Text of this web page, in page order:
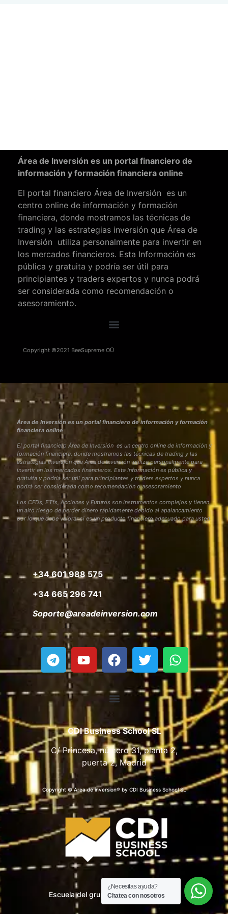
Área de Inversión es un portal financiero de
información y formación financiera online
El portal financiero Área de Inversión es un
centro online de información y formación
financiera, donde mostramos las técnicas de
trading y las estrategias inversión que Área de
Inversión utiliza personalmente para invertir en
los mercados financieros. Esta Información es
pública y gratuita y podría ser útil para
principiantes y traders expertos y nunca podrá
ser considerada como recomendación o
asesoramiento.
Copyright ©2021 BeeSupreme OÜ
Área de Inversión es un portal financiero de información y formación
financiera online
El portal financiero Área de Inversión es un centro online de información y
formación financiera, donde mostramos las técnicas de trading y las
estrategias inversión que Área de Inversión utiliza personalmente para
invertir en los mercados financieros. Esta Información es pública y
gratuita y podría ser útil para principiantes y traders expertos y nunca
podrá ser considerada como recomendación o asesoramiento
Los CFDs, ETfs, Acciones y Futuros son instrumentos complejos y tienen
un alto riesgo de perder dinero rápidamente debido al apalancamiento
por lo que debe valorar si es un producto financiero adecuado para usted
+34 601 988 575
+34 665 296 741
Soporte@areadeinversion.com
CDI Business School SL
C/ Princesa, número 31, planta 2,
puerta 2, Madrid
Copyright © Area de inversion® by CDI Business School SL
Escuela del grupo CDI Business School
¿Necesitas ayuda?
Chatea con nosotros